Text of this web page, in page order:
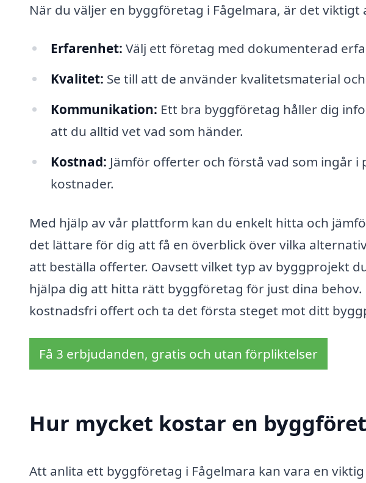
När du väljer en byggföretag i Fågelmara, är det
Erfarenhet: Välj ett företag med dokumenterad
Kvalitet: Se till att de använder kvalitetsmaterial
Kommunikation: Ett bra byggföretag håller dig
att du alltid vet vad som händer.
Kostnad: Jämför offerter och förstå vad som ingår
kostnader.
Med hjälp av vår plattform kan du enkelt hitta och
det lättare för dig att få en överblick över vilka
att beställa offerter. Oavsett vilket typ av byggprojekt
hjälpa dig att hitta rätt byggföretag för just dina
kostnadsfri offert och ta det första steget mot ditt
Få 3 erbjudanden, gratis och utan förpliktelser
Hur mycket kostar en
Att anlita ett byggföretag i Fågelmara kan vara en